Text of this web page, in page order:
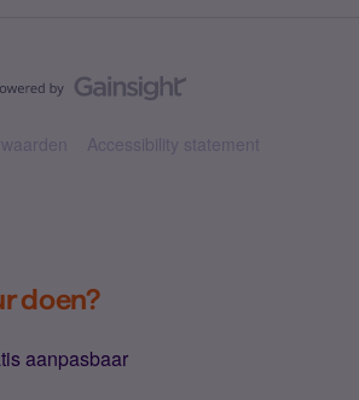
Accessibility statement
doen?
aanpasbaar